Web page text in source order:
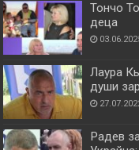
Тончо
деца
Лаура
души
Радев